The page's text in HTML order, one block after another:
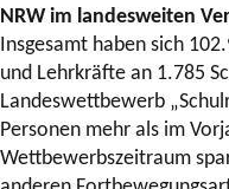
NRW im landesweiten
Insgesamt haben sich
und Lehrkräfte an 1.785
Landeswettbewerb
Personen mehr als im
Wettbewerbszeitraum